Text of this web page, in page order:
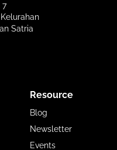
7
Satria
Resource
Blog
Newsletter
Events